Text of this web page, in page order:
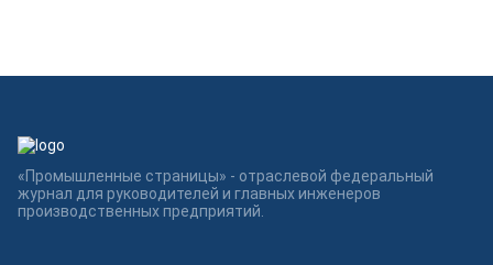
«Промышленные страницы» - отраслевой федеральный
журнал для руководителей и главных инженеров
производственных предприятий.